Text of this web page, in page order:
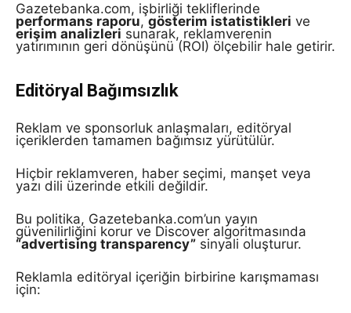
Gazetebanka.com, işbirliği tekliflerinde
performans raporu,gösterim istatistikleri ve
erişim analizleri sunarak, reklamverenin
yatırımının geri dönüşünü (ROI) ölçebilir hale getirir.
Editöryal Bağımsızlık
Reklam ve sponsorluk anlaşmaları, editöryal
içeriklerden tamamen bağımsız yürütülür.
Hiçbir reklamveren, haber seçimi, manşet veya
yazı dili üzerinde etkili değildir.
Bu politika, Gazetebanka.com’un yayın
güvenilirliğini korur ve Discover algoritmasında
“advertising transparency” sinyali oluşturur.
Reklamla editöryal içeriğin birbirine karışmaması
için: